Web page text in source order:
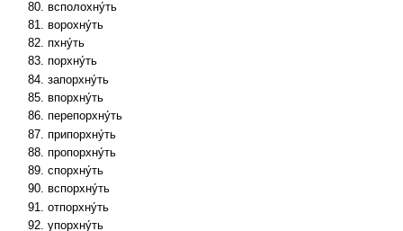
всполохну́ть
ворохну́ть
пхну́ть
порхну́ть
запорхну́ть
впорхну́ть
перепорхну́ть
припорхну́ть
пропорхну́ть
спорхну́ть
вспорхну́ть
отпорхну́ть
упорхну́ть